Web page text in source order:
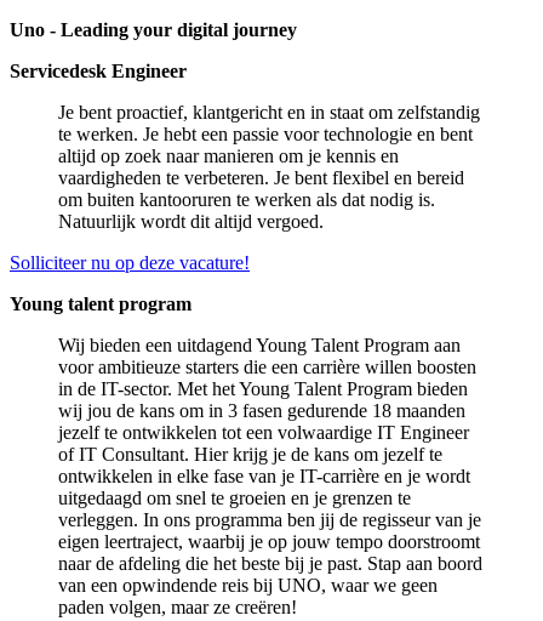
Uno - Leading your digital journey
Servicedesk Engineer
Je bent proactief, klantgericht en in staat om zelfstandig
te werken. Je hebt een passie voor technologie en bent
altijd op zoek naar manieren om je kennis en
vaardigheden te verbeteren. Je bent flexibel en bereid
om buiten kantooruren te werken als dat nodig is.
Natuurlijk wordt dit altijd vergoed.
Solliciteer nu op deze vacature!
Young talent program
Wij bieden een uitdagend Young Talent Program aan
voor ambitieuze starters die een carrière willen boosten
in de IT-sector. Met het Young Talent Program bieden
wij jou de kans om in 3 fasen gedurende 18 maanden
jezelf te ontwikkelen tot een volwaardige IT Engineer
of IT Consultant. Hier krijg je de kans om jezelf te
ontwikkelen in elke fase van je IT-carrière en je wordt
uitgedaagd om snel te groeien en je grenzen te
verleggen. In ons programma ben jij de regisseur van je
eigen leertraject, waarbij je op jouw tempo doorstroomt
naar de afdeling die het beste bij je past. Stap aan boord
van een opwindende reis bij UNO, waar we geen
paden volgen, maar ze creëren!